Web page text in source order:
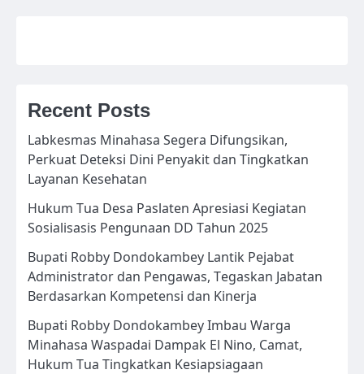
Recent Posts
Labkesmas Minahasa Segera Difungsikan,
Perkuat Deteksi Dini Penyakit dan Tingkatkan
Layanan Kesehatan
Hukum Tua Desa Paslaten Apresiasi Kegiatan
Sosialisasis Pengunaan DD Tahun 2025
Bupati Robby Dondokambey Lantik Pejabat
Administrator dan Pengawas, Tegaskan Jabatan
Berdasarkan Kompetensi dan Kinerja
Bupati Robby Dondokambey Imbau Warga
Minahasa Waspadai Dampak El Nino, Camat,
Hukum Tua Tingkatkan Kesiapsiagaan